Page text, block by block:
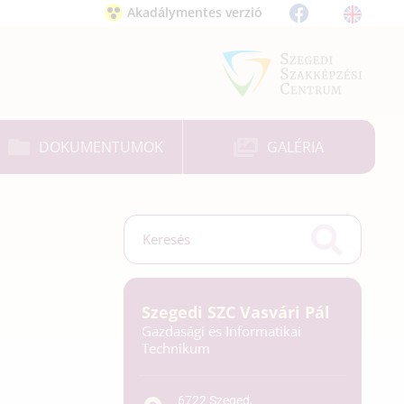
Akadálymentes verzió
DOKUMENTUMOK GALÉRIA
Szegedi SZC Vasvári Pál
Gazdasági és Informatikai
Technikum
6722 Szeged,